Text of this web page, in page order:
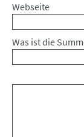
Webseite
Was ist die